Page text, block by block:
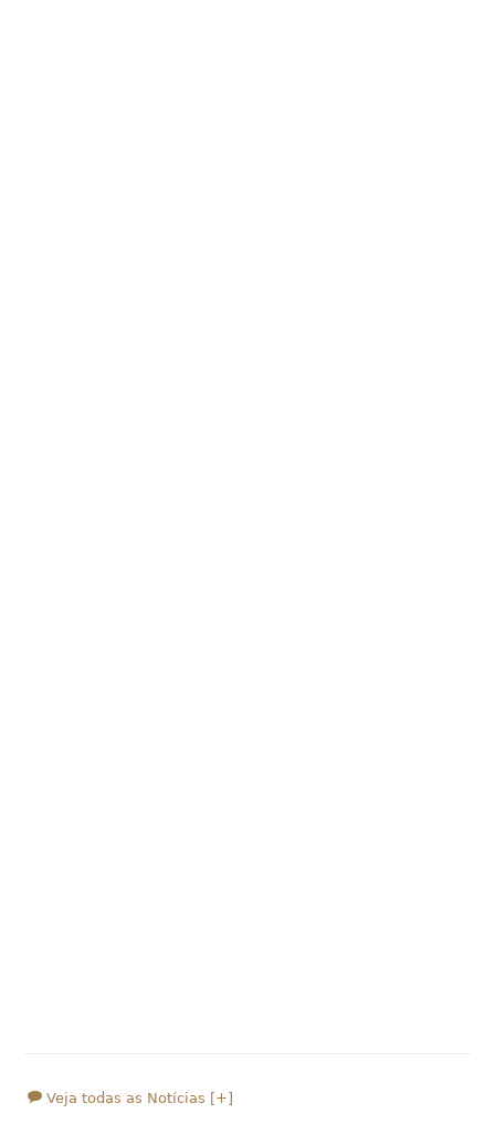
Veja todas as Notícias [+]